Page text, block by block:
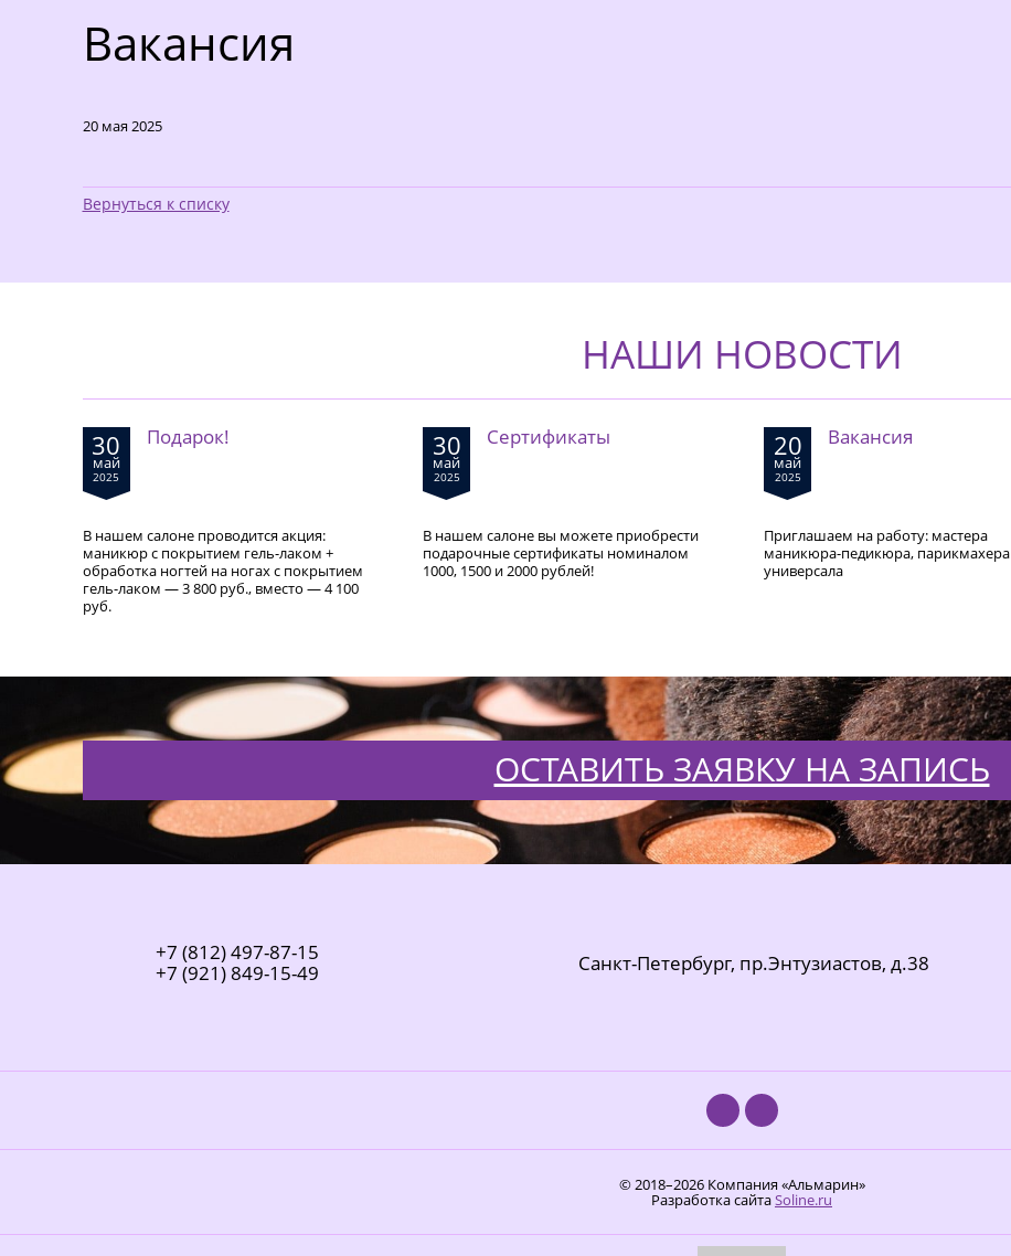
Вакансия
20 мая 2025
Вернуться к списку
НАШИ НОВОСТИ
30
май
2025
Подарок!
В нашем салоне проводится акция:
маникюр с покрытием гель-лаком +
обработка ногтей на ногах с покрытием
гель-лаком — 3 800 руб., вместо — 4 100
руб.
30
май
2025
Сертификаты
В нашем салоне вы можете приобрести
подарочные сертификаты номиналом
1000, 1500 и 2000 рублей!
20
май
2025
Вакансия
Приглашаем на работу: мастера
маникюра-педикюра, парикмахера
универсала
ОСТАВИТЬ ЗАЯВКУ НА ЗАПИСЬ
+7 (812)497-87-15
+7 (921)849-15-49 Санкт-Петербург, пр.Энтузиастов, д.38
© 2018–2026 Компания «Альмарин»
Разработка сайтаSoline.ru